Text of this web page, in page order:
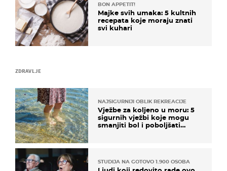
ZDRAVLJE
NAJSIGURNIJI OBLIK REKREACIJE
Vježbe za koljeno u moru: 5
sigurnih vježbi koje mogu
smanjiti bol i poboljšati
STUDIJA NA GOTOVO 1.900 OSOBA
BON APPETIT!
Majke svih umaka: 5 kultnih
recepata koje moraju znati
svi kuhari